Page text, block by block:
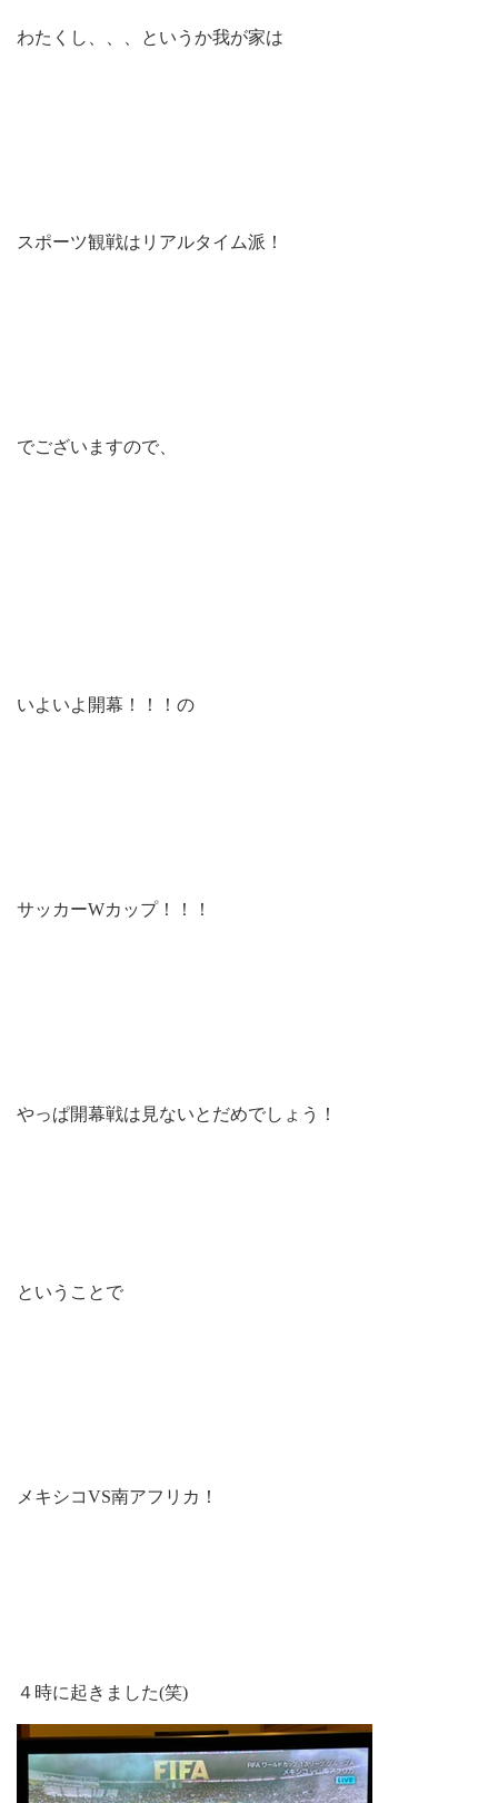
わたくし、、、というか我が家は
スポーツ観戦はリアルタイム派！
でございますので、
いよいよ開幕！！！の
サッカーWカップ！！！
やっぱ開幕戦は見ないとだめでしょう！
ということで
メキシコVS南アフリカ！
４時に起きました(笑)